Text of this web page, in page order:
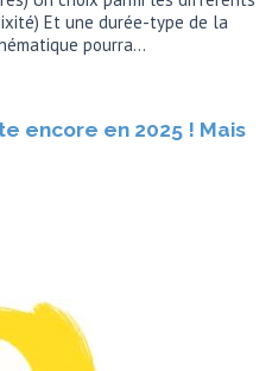
Et une durée-type de la
pourra…
encore en 2025 ! Mais